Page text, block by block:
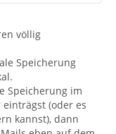
völlig
Speicherung
Speicherung im
einträgst (oder es
kannst), dann